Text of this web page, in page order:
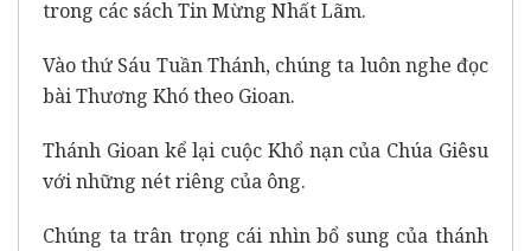
trong các sách Tin Mừng Nhất Lãm.
Vào thứ Sáu Tuần Thánh, chúng ta luôn nghe đọc
bài Thương Khó theo Gioan.
Thánh Gioan kể lại cuộc Khổ nạn của Chúa Giêsu
với những nét riêng của ông.
Chúng ta trân trọng cái nhìn bổ sung của thánh